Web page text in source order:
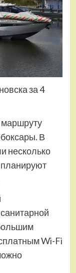
за 4
маршруту
В
несколько
планируют
Wi-Fi